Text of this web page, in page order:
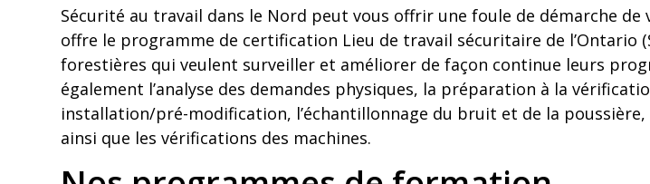
Sécurité au travail dans le Nord peut vous offrir une foule de démarche
offre le programme de certification Lieu de travail sécuritaire de l’Ontario
forestières qui veulent surveiller et améliorer de façon continue leurs
également l’analyse des demandes physiques, la préparation à la
installation/pré-modification, l’échantillonnage du bruit et de la
ainsi que les vérifications des machines.